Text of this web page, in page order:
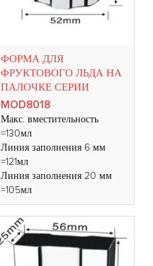
ФОРМА ДЛЯ
ФРУКТОВОГО ЛЬДА НА
ПАЛОЧКЕ СЕРИИ
MOD8018
Макс. вместительность
=130мл
Линия заполнения 6 мм
=121мл
Линия заполнения 20 мм
=105мл